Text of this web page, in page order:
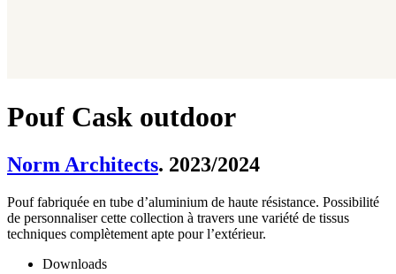
Pouf Cask outdoor
Norm Architects. 2023/2024
Pouf fabriquée en tube d’aluminium de haute résistance. Possibilité
de personnaliser cette collection à travers une variété de tissus
techniques complètement apte pour l’extérieur.
Downloads